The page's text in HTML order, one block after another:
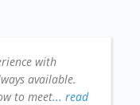
with
available.
to meet... read